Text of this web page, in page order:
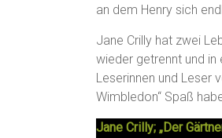
an dem Henry sich
Jane Crilly hat zwei
wieder getrennt und in
Leserinnen und Leser
Wimbledon“ Spaß
Jane Crilly; „Der